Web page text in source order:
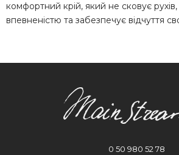
комфортний крій, який не сковує
впевненістю та забезпечує відчуття
жінок: огляд
Вибір на користь прогулянкового
торгової марки - не просто данина
виправдана інвестиція – предмет
0 50 980 52 78